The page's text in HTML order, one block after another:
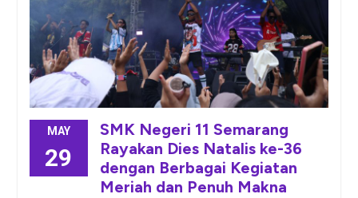
MAY
29
SMK Negeri 11 Semarang
Rayakan Dies Natalis ke-36
dengan Berbagai Kegiatan
Meriah dan Penuh Makna